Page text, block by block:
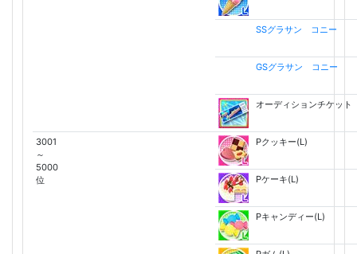
SSグラサン コニー
GSグラサン コニー
オーディションチケット
3001
～
5000
位
Pクッキー(L)
Pケーキ(L)
Pキャンディー(L)